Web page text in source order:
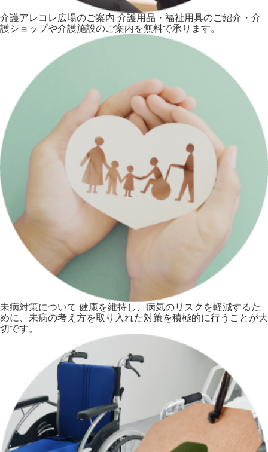
介護アレコレ広場のご案内 介護用品・福祉用具のご紹介・介
護ショップや介護施設のご案内を無料で承ります。
未病対策について 健康を維持し、病気のリスクを軽減するた
めに、未病の考え方を取り入れた対策を積極的に行うことが大
切です。